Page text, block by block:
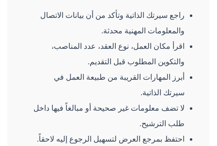
راجع سيرتك الذاتية وتأكد من أن بيانات الاتصال
والمعلومات المهنية محدثة.
اقرأ مكان العمل، نوع العقد، عدد المناصب،
والتكوين المطلوب قبل التقديم.
أبرز المهارات القريبة من طبيعة العمل في
سيرتك الذاتية.
لا تضف معلومات غير صحيحة أو مبالغاً فيها داخل
طلب الترشيح.
احتفظ بمرجع العرض لتسهيل الرجوع إليه لاحقاً.